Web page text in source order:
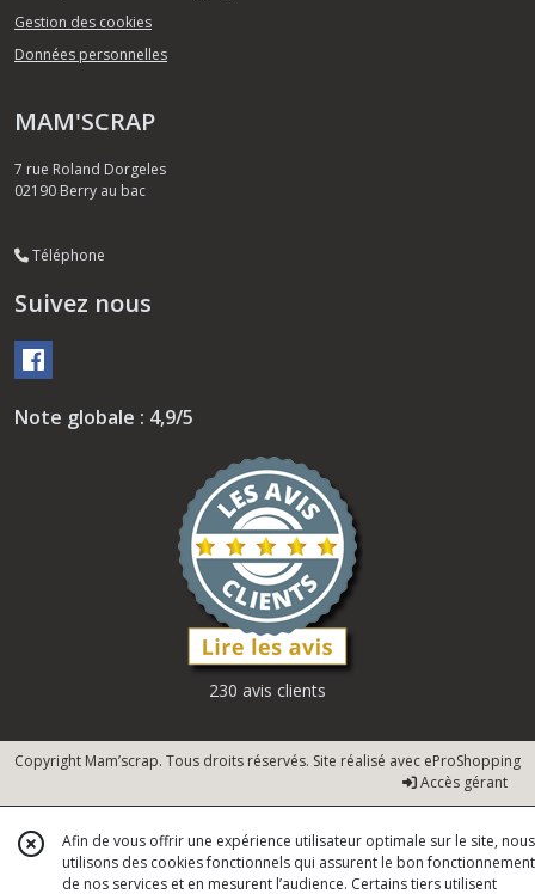
Gestion des cookies
Données personnelles
MAM'SCRAP
7 rue Roland Dorgeles
02190 Berry au bac
Téléphone
Suivez nous
Note globale : 4,9/5
230 avis clients
Copyright Mam’scrap. Tous droits réservés. Site réalisé avec eProShopping
Accès gérant
Afin de vous offrir une expérience utilisateur optimale sur le site, nous
utilisons des cookies fonctionnels qui assurent le bon fonctionnement
de nos services et en mesurent l’audience. Certains tiers utilisent